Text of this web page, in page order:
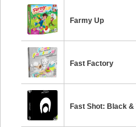
Farmy Up
Fast Factory
Fast Shot: Black